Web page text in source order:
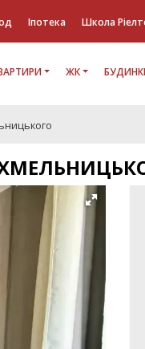
Іпотека Школа
ЖК